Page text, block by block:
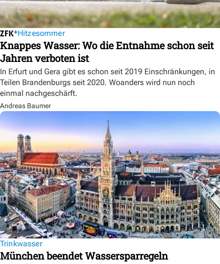
Hitzesommer
Knappes Wasser: Wo die Entnahme schon seit
Jahren verboten ist
In Erfurt und Gera gibt es schon seit 2019 Einschränkungen, in
Teilen Brandenburgs seit 2020. Woanders wird nun noch
einmal nachgeschärft.
Andreas Baumer
Trinkwasser
München beendet Wassersparregeln